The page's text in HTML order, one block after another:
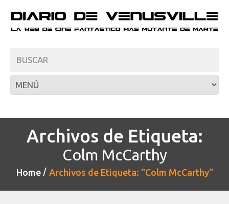
Archivos de Etiqueta:
Colm McCarthy
Home Archivos de Etiqueta: "Colm McCarthy"